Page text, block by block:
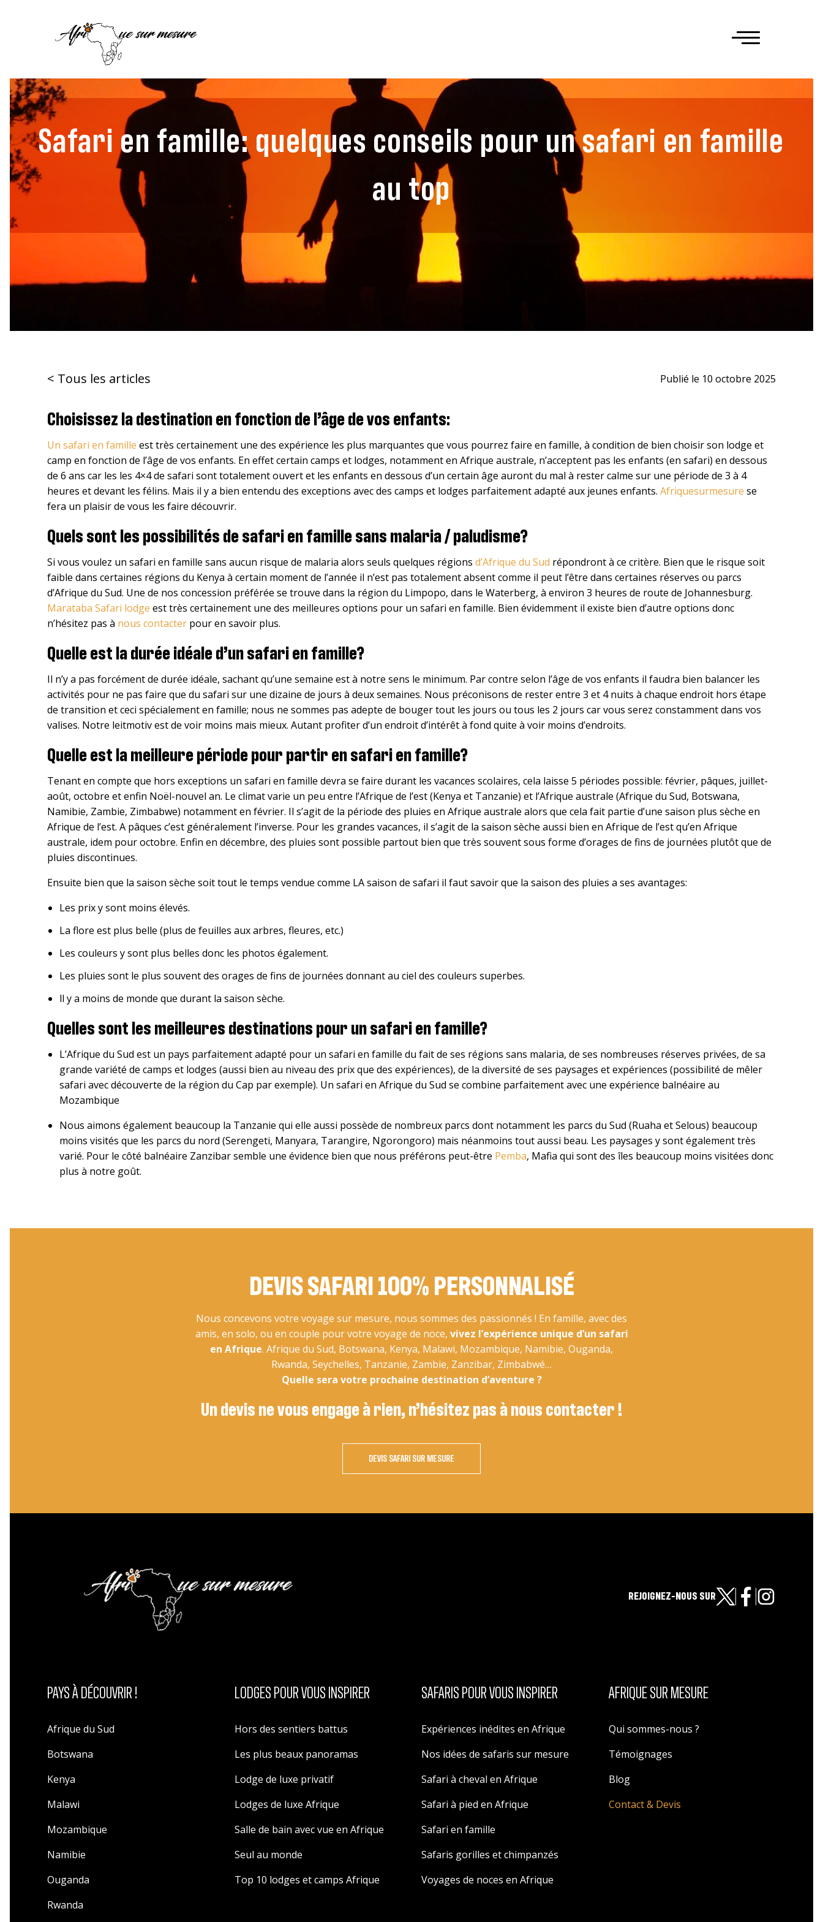
Safari en famille: quelques conseils pour un safari en famille
au top
< Tous les articles Publié le 10 octobre 2025
Choisissez la destination en fonction de l’âge de vos enfants:
Un safari en famille est très certainement une des expérience les plus marquantes que vous pourrez faire en famille, à condition de bien choisir son lodge et
camp en fonction de l’âge de vos enfants. En effet certain camps et lodges, notamment en Afrique australe, n’acceptent pas les enfants (en safari) en dessous
de 6 ans car les les 4×4 de safari sont totalement ouvert et les enfants en dessous d’un certain âge auront du mal à rester calme sur une période de 3 à 4
heures et devant les félins. Mais il y a bien entendu des exceptions avec des camps et lodges parfaitement adapté aux jeunes enfants. Afriquesurmesure se
fera un plaisir de vous les faire découvrir.
Quels sont les possibilités de safari en famille sans malaria / paludisme?
Si vous voulez un safari en famille sans aucun risque de malaria alors seuls quelques régions d’Afrique du Sud répondront à ce critère. Bien que le risque soit
faible dans certaines régions du Kenya à certain moment de l’année il n’est pas totalement absent comme il peut l’être dans certaines réserves ou parcs
d’Afrique du Sud. Une de nos concession préférée se trouve dans la région du Limpopo, dans le Waterberg, à environ 3 heures de route de Johannesburg.
Marataba Safari lodge est très certainement une des meilleures options pour un safari en famille. Bien évidemment il existe bien d’autre options donc
n’hésitez pas à nous contacter pour en savoir plus.
Quelle est la durée idéale d’un safari en famille?
Il n’y a pas forcément de durée idéale, sachant qu’une semaine est à notre sens le minimum. Par contre selon l’âge de vos enfants il faudra bien balancer les
activités pour ne pas faire que du safari sur une dizaine de jours à deux semaines. Nous préconisons de rester entre 3 et 4 nuits à chaque endroit hors étape
de transition et ceci spécialement en famille; nous ne sommes pas adepte de bouger tout les jours ou tous les 2 jours car vous serez constamment dans vos
valises. Notre leitmotiv est de voir moins mais mieux. Autant profiter d’un endroit d’intérêt à fond quite à voir moins d’endroits.
Quelle est la meilleure période pour partir en safari en famille?
Tenant en compte que hors exceptions un safari en famille devra se faire durant les vacances scolaires, cela laisse 5 périodes possible: février, pâques, juillet-
août, octobre et enfin Noël-nouvel an. Le climat varie un peu entre l’Afrique de l’est (Kenya et Tanzanie) et l’Afrique australe (Afrique du Sud, Botswana,
Namibie, Zambie, Zimbabwe) notamment en février. Il s’agit de la période des pluies en Afrique australe alors que cela fait partie d’une saison plus sèche en
Afrique de l’est. A pâques c’est généralement l’inverse. Pour les grandes vacances, il s’agit de la saison sèche aussi bien en Afrique de l’est qu’en Afrique
australe, idem pour octobre. Enfin en décembre, des pluies sont possible partout bien que très souvent sous forme d’orages de fins de journées plutôt que de
pluies discontinues.
Ensuite bien que la saison sèche soit tout le temps vendue comme LA saison de safari il faut savoir que la saison des pluies a ses avantages:
Les prix y sont moins élevés.
La flore est plus belle (plus de feuilles aux arbres, fleures, etc.)
Les couleurs y sont plus belles donc les photos également.
Les pluies sont le plus souvent des orages de fins de journées donnant au ciel des couleurs superbes.
ll y a moins de monde que durant la saison sèche.
Quelles sont les meilleures destinations pour un safari en famille?
L’Afrique du Sud est un pays parfaitement adapté pour un safari en famille du fait de ses régions sans malaria, de ses nombreuses réserves privées, de sa
grande variété de camps et lodges (aussi bien au niveau des prix que des expériences), de la diversité de ses paysages et expériences (possibilité de mêler
safari avec découverte de la région du Cap par exemple). Un safari en Afrique du Sud se combine parfaitement avec une expérience balnéaire au
Mozambique
Nous aimons également beaucoup la Tanzanie qui elle aussi possède de nombreux parcs dont notamment les parcs du Sud (Ruaha et Selous) beaucoup
moins visités que les parcs du nord (Serengeti, Manyara, Tarangire, Ngorongoro) mais néanmoins tout aussi beau. Les paysages y sont également très
varié. Pour le côté balnéaire Zanzibar semble une évidence bien que nous préférons peut-être Pemba, Mafia qui sont des îles beaucoup moins visitées donc
plus à notre goût.
DEVIS SAFARI 100% PERSONNALISÉ
Nous concevons votre voyage sur mesure, nous sommes des passionnés ! En famille, avec des
amis, en solo, ou en couple pour votre voyage de noce, vivez l’expérience unique d’un safari
en Afrique. Afrique du Sud, Botswana, Kenya, Malawi, Mozambique, Namibie, Ouganda,
Rwanda, Seychelles, Tanzanie, Zambie, Zanzibar, Zimbabwé…
Quelle sera votre prochaine destination d’aventure ?
Un devis ne vous engage à rien, n’hésitez pas à nous contacter !
DEVIS SAFARI SUR MESURE
REJOIGNEZ-NOUS SUR
PAYS À DÉCOUVRIR !
Afrique du Sud
Botswana
Kenya
Malawi
Mozambique
Namibie
Ouganda
Rwanda
LODGES POUR VOUS INSPIRER
Hors des sentiers battus
Les plus beaux panoramas
Lodge de luxe privatif
Lodges de luxe Afrique
Salle de bain avec vue en Afrique
Seul au monde
Top 10 lodges et camps Afrique
SAFARIS POUR VOUS INSPIRER
Expériences inédites en Afrique
Nos idées de safaris sur mesure
Safari à cheval en Afrique
Safari à pied en Afrique
Safari en famille
Safaris gorilles et chimpanzés
Voyages de noces en Afrique
AFRIQUE SUR MESURE
Qui sommes-nous ?
Témoignages
Blog
Contact & Devis